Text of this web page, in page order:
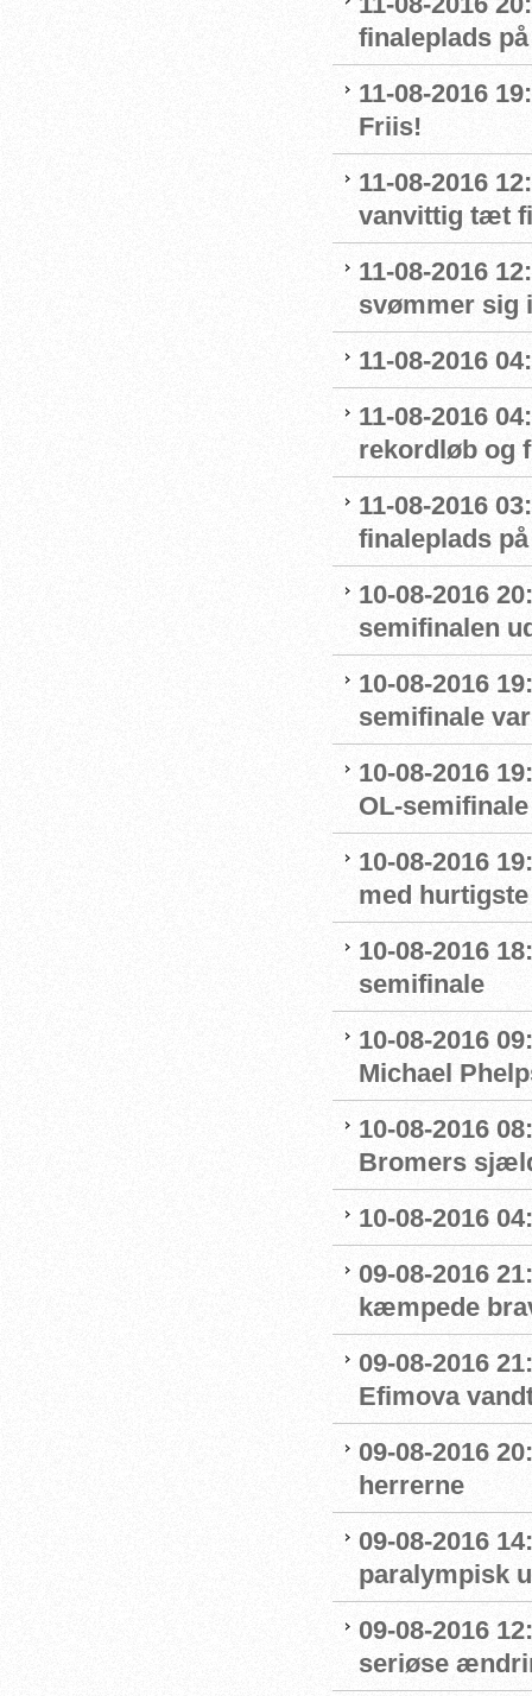
finaleplads
11-08-2016
Friis!
11-08-2016
vanvittig tæt
11-08-2016
svømmer sig
11-08-2016
11-08-2016
rekordløb og
11-08-2016
finaleplads
10-08-2016
semifinalen
10-08-2016
semifinale
10-08-2016
OL-
10-08-2016
med
10-08-2016
semifinale
10-08-2016
Michael
10-08-2016
Bromers
10-08-2016
09-08-2016
kæmpede
09-08-2016
Efimova
09-08-2016
herrerne
09-08-2016
paralympisk
09-08-2016
seriøse